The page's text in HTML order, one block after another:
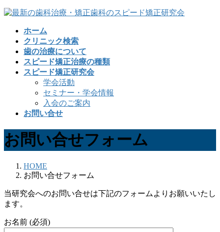
コ
ナ
ホーム
クリニック検索
歯の治療について
スピード矯正治療の種類
スピード矯正研究会
学会活動
セミナー・学会情報
入会のご案内
お問い合せ
お問い合せフォーム
HOME
お問い合せフォーム
当研究会へのお問い合せは下記のフォームよりお願いいたし
ます。
お名前 (必須)